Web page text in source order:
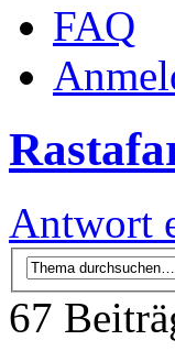
FAQ
Antwort
67